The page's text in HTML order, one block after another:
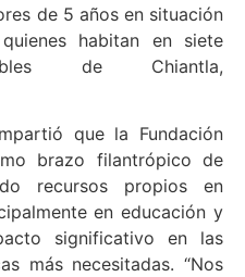
de 5 años en situación
habitan en siete
de Chiantla,
que la Fundación
brazo filantrópico de
recursos propios en
en educación y
significativo en las
más necesitadas. “Nos